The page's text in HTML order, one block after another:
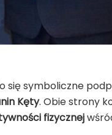
się symboliczne
Kęty. Obie strony
fizycznej